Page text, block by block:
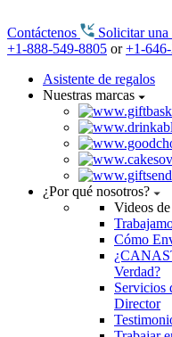
Contáctenos
Solicitar una
+1-888-549-8805 or+1-
Asistente de regalos
Nuestras marcas
¿Por qué nosotros?
Videos
Cómo
Verdad?
Servicios
Director